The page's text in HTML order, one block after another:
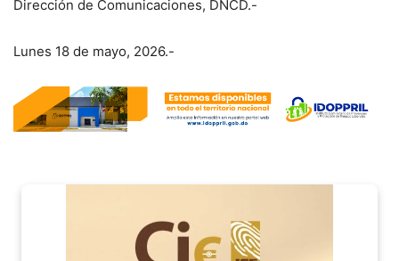
Dirección de Comunicaciones, DNCD.-
Lunes 18 de mayo, 2026.-